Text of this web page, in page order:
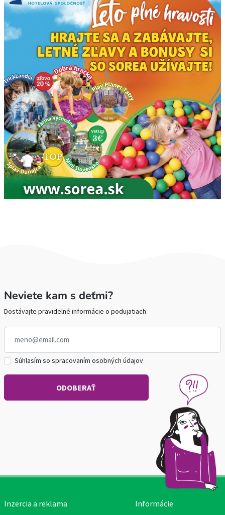
Neviete kam s deťmi?
Dostávajte pravidelné informácie o podujatiach
Súhlasím so spracovaním osobných údajov
Inzercia a reklama Informácie